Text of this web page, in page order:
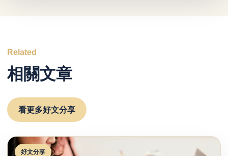
Related
相關文章
看更多好文分享
好文分享